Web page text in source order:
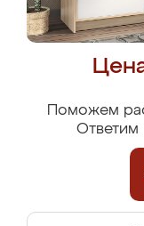
Поможем
Ответим